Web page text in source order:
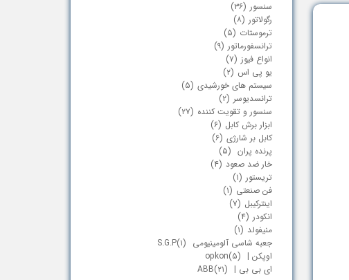
سنسور (۳۶)
رگولاتور (۸)
ترموستات (۵)
ترانسفورماتور (۹)
انواع فیوز (۷)
یو پی اس (۲)
سیستم های خورشیدی (۵)
ترانسدیوسر (۲)
سنسور و تقویت کننده (۲۷)
ابزار برش کابل (۶)
کابل بر شارژی (۶)
پرنده پران (۵)
خار ضد صعود (۴)
تریستور (۱)
فن صنعتی (۱)
اینترکیبل (۷)
انکودر (۴)
منیفولد (۱)
جعبه شاسی آلومینیومی S.G.P (۱)
اوپکن | opkon (۵)
ای بی بی | ABB (۲۱)